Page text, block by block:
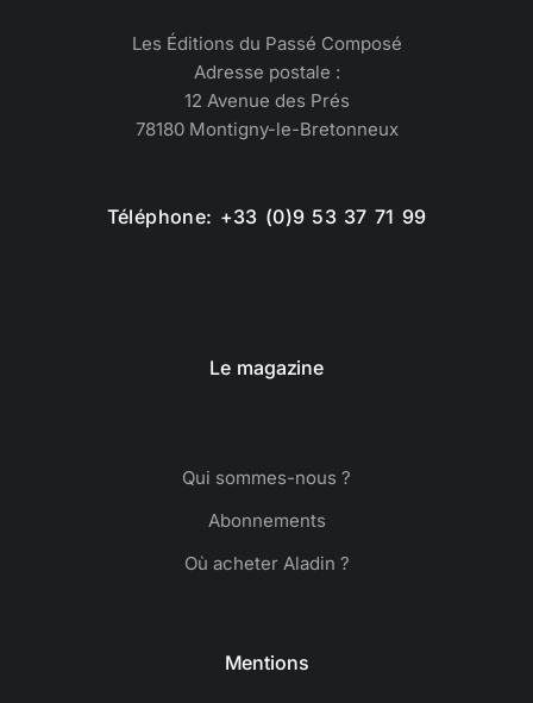
Les Éditions du Passé Composé
Adresse postale :
12 Avenue des Prés
78180 Montigny-le-Bretonneux
Téléphone: +33 (0)9 53 37 71 99
Le magazine
Qui sommes-nous ?
Abonnements
Où acheter Aladin ?
Mentions